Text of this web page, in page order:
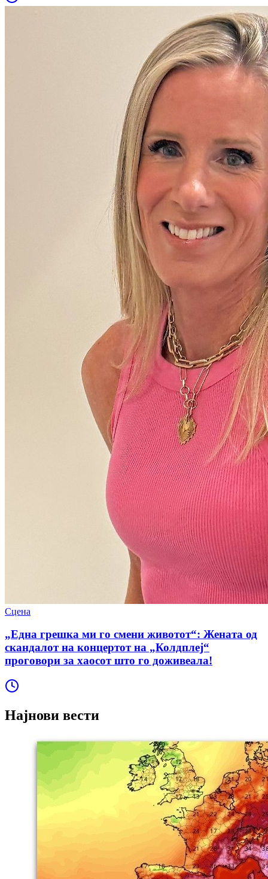
Сцена
„Една грешка ми го смени животот“: Жената од
скандалот на концертот на „Колдплеј“
проговори за хаосот што го доживеала!
Најнови вести